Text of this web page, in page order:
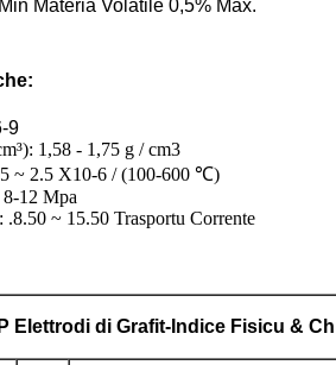
Materia Volatile 0,5% Max.
9
1,58 - 1,75 g / cm3
~ 2.5 X10-6 / (100-600 ℃)
12 Mpa
~ 15.50 Trasportu Corrente
Elettrodi di Grafit-Indice Fisicu &